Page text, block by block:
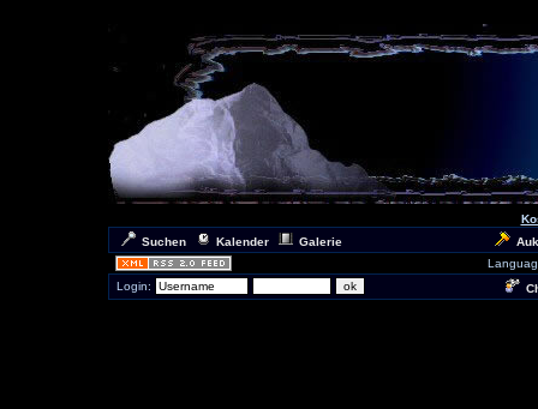
Suchen
Kalender Galerie
Login: